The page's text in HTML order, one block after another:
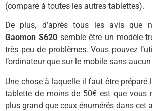
(comparé à toutes les autres tablettes).
De plus, d’après tous les avis que
Gaomon S620 semble être un modèle
très peu de problèmes. Vous pouvez
l’ordinateur que sur le mobile sans
Une chose à laquelle il faut être préparé
tablette de moins de 50€ est que vous
plus grand que ceux énumérés dans cet